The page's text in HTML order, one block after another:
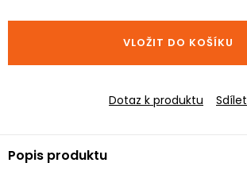
cena:
VLOŽIT DO KOŠÍKU
Dotaz k produktu Sdílet
Popis produktu